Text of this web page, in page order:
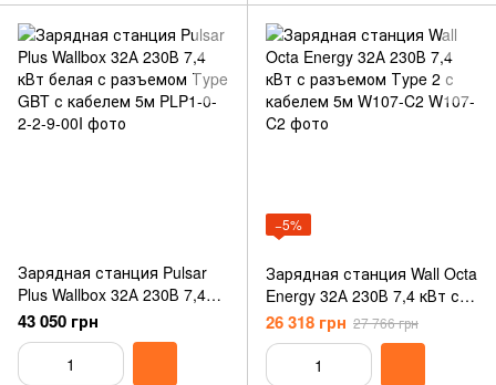
Зарядная станция Pulsar
Plus Wallbox 32А 230В 7,4
кВт белая с разъемом Тype
GBT с кабелем 5м
43 050 грн
−5%
Зарядная станция Wall Octa
Energy 32А 230В 7,4 кВт с
разъемом Тype 2 с кабелем
5м W107-C2
26 318 грн 27 766 грн